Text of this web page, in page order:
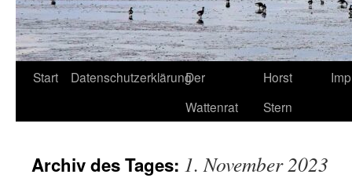
Start DatenschutzerklärungDer
Wattenrat
Horst
Stern
Archiv des Tages: 1. November 2023